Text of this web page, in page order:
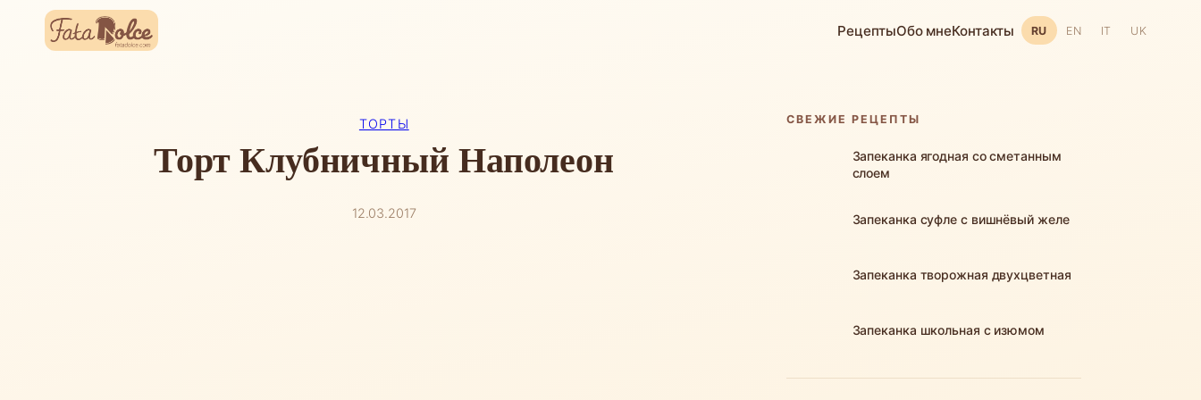
Перейти
РецептыОбо мнеКонтакты RU EN IT UK
ТОРТЫ
Торт Клубничный Наполеон
12.03.2017
СВЕЖИЕ РЕЦЕПТЫ
Запеканка ягодная со сметанным
слоем
Запеканка суфле с вишнёвый желе
Запеканка творожная двухцветная
Запеканка школьная с изюмом